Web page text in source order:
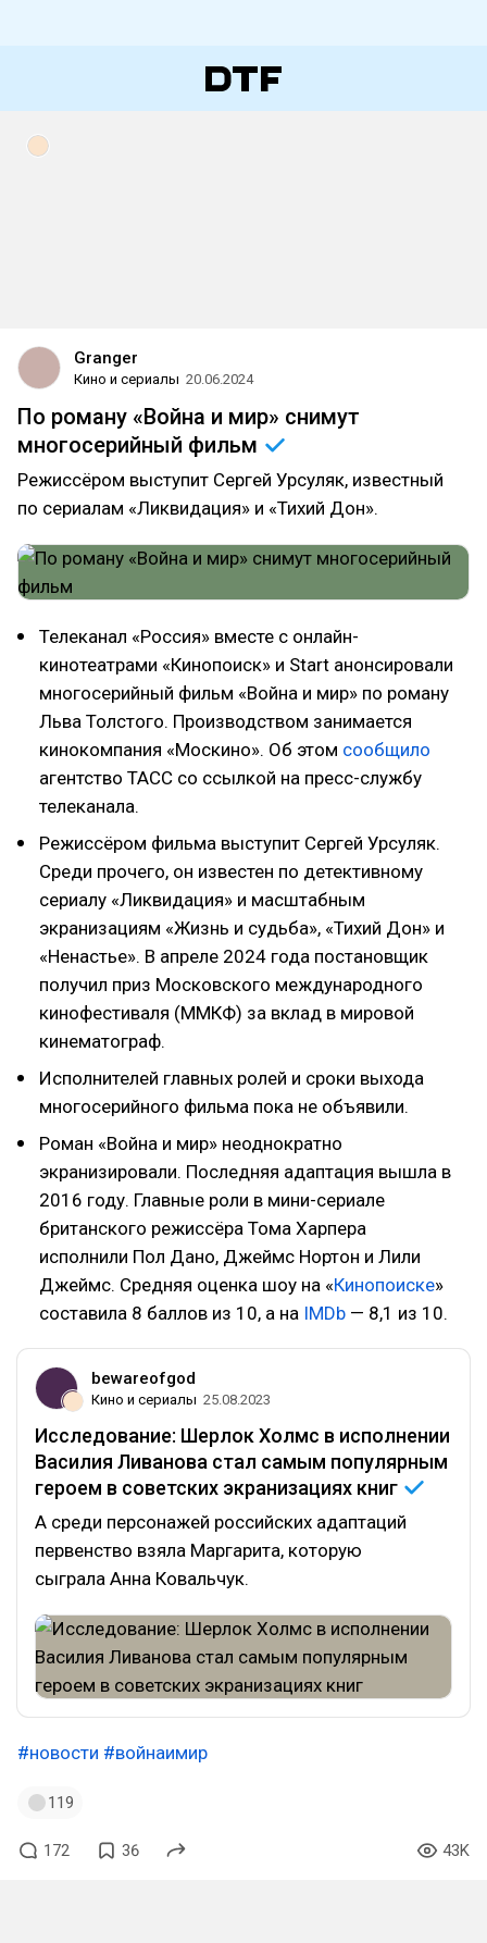
Granger
Кино и сериалы 20.06.2024
По роману «Война и мир» снимут
многосерийный фильм
Режиссёром выступит Сергей Урсуляк, известный
по сериалам «Ликвидация» и «Тихий Дон».
Телеканал «Россия» вместе с онлайн-
кинотеатрами «Кинопоиск» и Start анонсировали
многосерийный фильм «Война и мир» по роману
Льва Толстого. Производством занимается
кинокомпания «Москино». Об этом сообщило
агентство ТАСС со ссылкой на пресс-службу
телеканала.
Режиссёром фильма выступит Сергей Урсуляк.
Среди прочего, он известен по детективному
сериалу «Ликвидация» и масштабным
экранизациям «Жизнь и судьба», «Тихий Дон» и
«Ненастье». В апреле 2024 года постановщик
получил приз Московского международного
кинофестиваля (ММКФ) за вклад в мировой
кинематограф.
Исполнителей главных ролей и сроки выхода
многосерийного фильма пока не объявили.
Роман «Война и мир» неоднократно
экранизировали. Последняя адаптация вышла в
2016 году. Главные роли в мини-сериале
британского режиссёра Тома Харпера
исполнили Пол Дано, Джеймс Нортон и Лили
Джеймс. Средняя оценка шоу на «Кинопоиске»
составила 8 баллов из 10, а на IMDb — 8,1 из 10.
bewareofgod
Кино и сериалы 25.08.2023
Исследование: Шерлок Холмс в исполнении
Василия Ливанова стал самым популярным
героем в советских экранизациях книг
А среди персонажей российских адаптаций
первенство взяла Маргарита, которую
сыграла Анна Ковальчук.
#новости #войнаимир
119
172 36 43K